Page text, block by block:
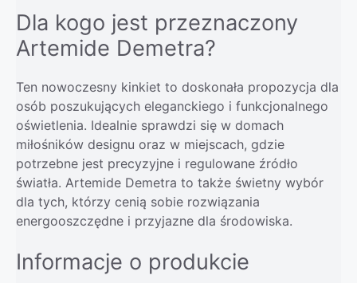
Dla kogo jest przeznaczony
Artemide Demetra?
Ten nowoczesny kinkiet to doskonała propozycja dla
osób poszukujących eleganckiego i funkcjonalnego
oświetlenia. Idealnie sprawdzi się w domach
miłośników designu oraz w miejscach, gdzie
potrzebne jest precyzyjne i regulowane źródło
światła. Artemide Demetra to także świetny wybór
dla tych, którzy cenią sobie rozwiązania
energooszczędne i przyjazne dla środowiska.
Informacje o produkcie